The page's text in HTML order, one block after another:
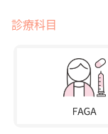
診療科目